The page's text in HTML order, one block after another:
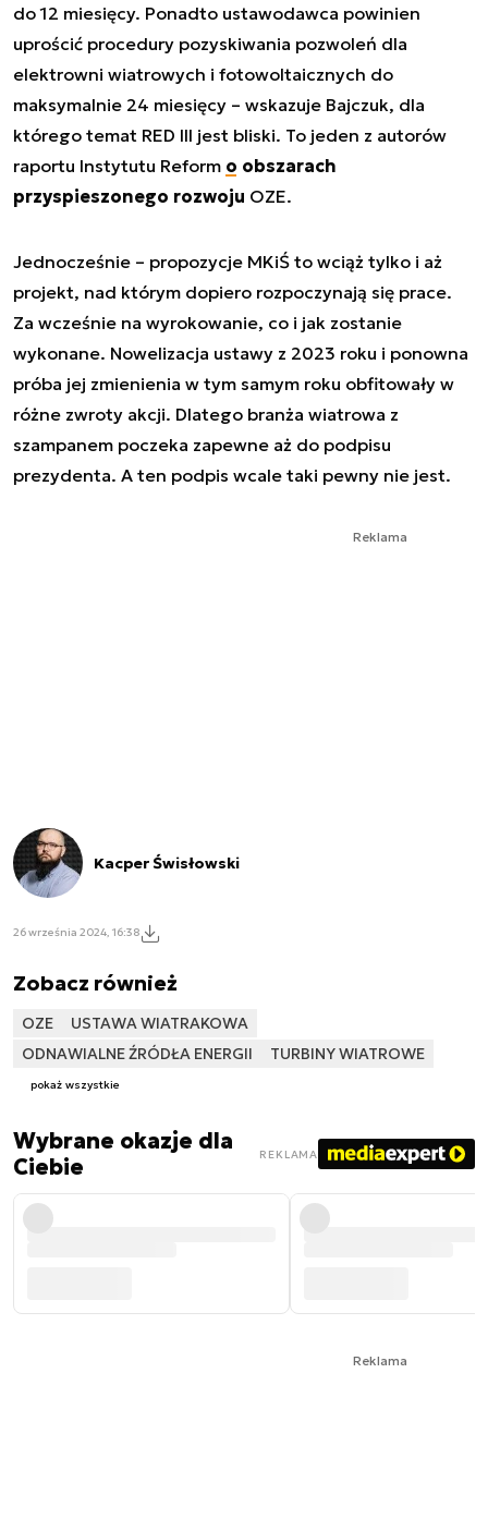
do 12 miesięcy. Ponadto ustawodawca powinien
uprościć procedury pozyskiwania pozwoleń dla
elektrowni wiatrowych i fotowoltaicznych do
maksymalnie 24 miesięcy – wskazuje Bajczuk, dla
którego temat RED III jest bliski. To jeden z autorów
raportu Instytutu Reform o obszarach
przyspieszonego rozwoju OZE.
Jednocześnie – propozycje MKiŚ to wciąż tylko i aż
projekt, nad którym dopiero rozpoczynają się prace.
Za wcześnie na wyrokowanie, co i jak zostanie
wykonane. Nowelizacja ustawy z 2023 roku i ponowna
próba jej zmienienia w tym samym roku obfitowały w
różne zwroty akcji. Dlatego branża wiatrowa z
szampanem poczeka zapewne aż do podpisu
prezydenta. A ten podpis wcale taki pewny nie jest.
Reklama
Kacper Świsłowski
26 września 2024, 16:38
Zobacz również
OZE
USTAWA WIATRAKOWA
ODNAWIALNE ŹRÓDŁA ENERGII
TURBINY WIATROWE
pokaż wszystkie
Wybrane okazje dla
Ciebie
REKLAMA
Reklama